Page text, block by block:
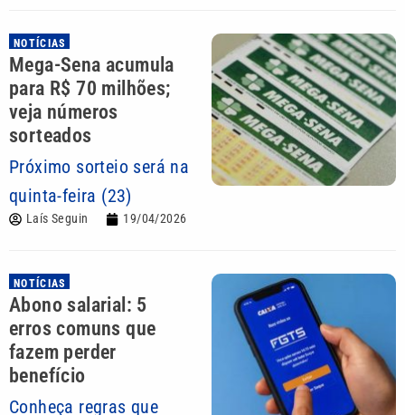
NOTÍCIAS
Mega-Sena acumula
para R$ 70 milhões;
veja números
sorteados
Próximo sorteio será na
quinta-feira (23)
Laís Seguin 19/04/2026
NOTÍCIAS
Abono salarial: 5
erros comuns que
fazem perder
benefício
Conheça regras que